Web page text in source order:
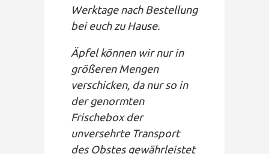
Werktage nach Bestellung
bei euch zu Hause.
Äpfel können wir nur in
größeren Mengen
verschicken, da nur so in
der genormten
Frischebox der
unversehrte Transport
des Obstes gewährleistet